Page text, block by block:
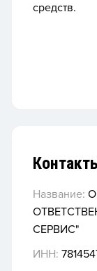
средств.
Название:
СЕРВИС"
ИНН: